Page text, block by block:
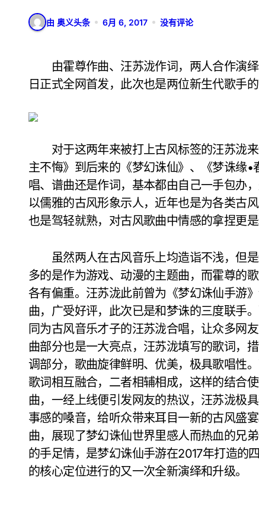
由 奥义头条 6月 6, 2017 没有评论
由霍尊作曲、汪苏泷作词，两人合作演绎的梦幻诛仙手游全新主题曲《梦诛缘•夏聚》，今
日正式全网首发，此次也是两位新生代歌手的
对于这两年来被打上古风标签的汪苏泷来
主不悔》到后来的《梦幻诛仙》、《梦诛缘
唱、谱曲还是作词，基本都由自己一手包办
以儒雅的古风形象示人，近年也是为各类古
也是驾轻就熟，对古风歌曲中情感的拿捏更是
虽然两人在古风音乐上均造诣不浅，但是
多的是作为游戏、动漫的主题曲，而霍尊的
各有偏重。汪苏泷此前曾为《梦幻诛仙手游
曲，广受好评，此次已是和梦诛的三度联手
同为古风音乐才子的汪苏泷合唱，让众多网
曲部分也是一大亮点，汪苏泷填写的歌词，
调部分，歌曲旋律鲜明、优美，极具歌唱性
歌词相互融合，二者相辅相成，这样的结合
曲，一经上线便引发网友的热议，汪苏泷极
事感的嗓音，给听众带来耳目一新的古风盛
曲，展现了梦幻诛仙世界里感人而热血的兄
的手足情，是梦幻诛仙手游在2017年打造的
的核心定位进行的又一次全新演绎和升级。